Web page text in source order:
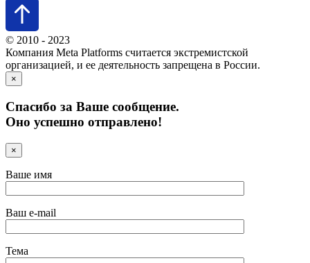
© 2010 - 2023
Компания Meta Platforms считается экстремистской
организацией, и ее деятельность запрещена в России.
×
Спасибо за Ваше сообщение.
Оно успешно отправлено!
×
Ваше имя
Ваш e-mail
Тема